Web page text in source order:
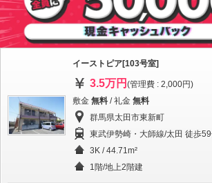
イーストピア[103号室]
3.5万円 (管理費 : 2,000円)
敷金 無料 / 礼金 無料
群馬県太田市東新町
東武伊勢崎・大師線/太田 徒歩
3K / 44.71m²
1階/地上2階建